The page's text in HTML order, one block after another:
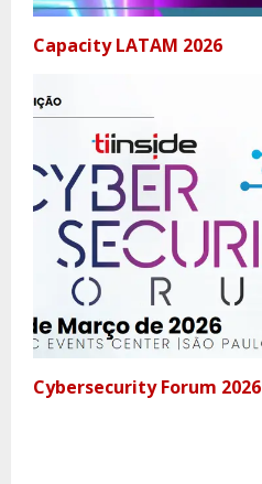
Capacity LATAM 2026
Cybersecurity Forum 2026